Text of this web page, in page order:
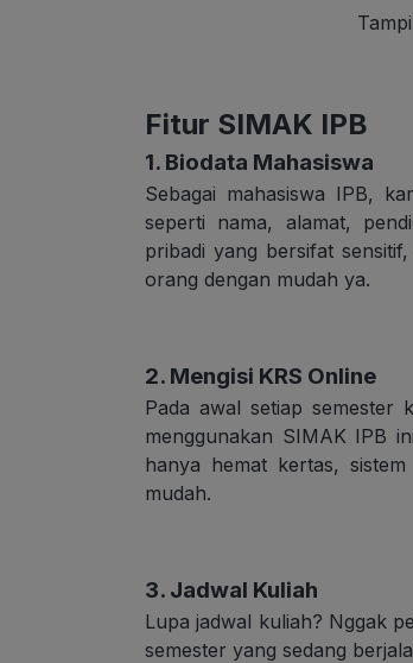
Fitur SIMAK IPB
1. Biodata Mahasiswa
Sebagai mahasiswa IPB,
seperti nama, alamat,
pribadi yang bersifat
orang dengan mudah ya.
2. Mengisi KRS Online
Pada awal setiap semester
menggunakan SIMAK IPB
hanya hemat kertas,
mudah.
3. Jadwal Kuliah
Lupa jadwal kuliah? Nggak
semester yang sedang